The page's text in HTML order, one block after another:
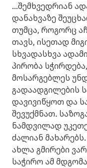
...შემხვედრიან
დანახვაზე
თუმცა, როგორც
თავს, ისეთად
სხვადასხვა
პირობა
მოსარგებლეს
გადაადგილების
დავივიწყოთ და
შევუქმნათ.
ნამდვილად
ძალიან
ახლა გმირები
საჭირო ამ